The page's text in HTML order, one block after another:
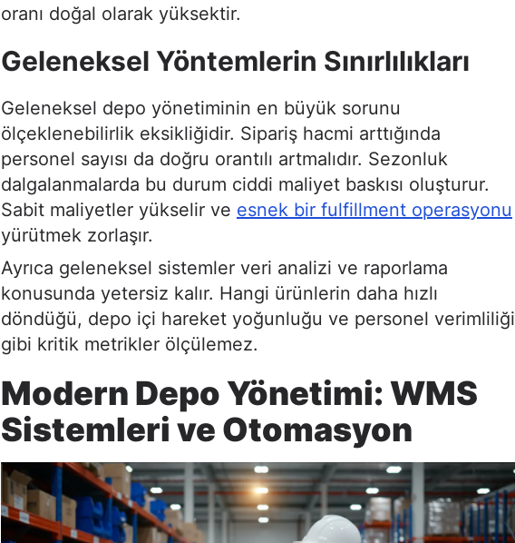
oranı doğal olarak yüksektir.
Geleneksel Yöntemlerin Sınırlılıkları
Geleneksel depo yönetiminin en büyük sorunu
ölçeklenebilirlik eksikliğidir. Sipariş hacmi arttığında
personel sayısı da doğru orantılı artmalıdır. Sezonluk
dalgalanmalarda bu durum ciddi maliyet baskısı oluşturur.
Sabit maliyetler yükselir ve esnek bir fulfillment operasyonu
yürütmek zorlaşır.
Ayrıca geleneksel sistemler veri analizi ve raporlama
konusunda yetersiz kalır. Hangi ürünlerin daha hızlı
döndüğü, depo içi hareket yoğunluğu ve personel verimliliği
gibi kritik metrikler ölçülemez.
Modern Depo Yönetimi: WMS
Sistemleri ve Otomasyon